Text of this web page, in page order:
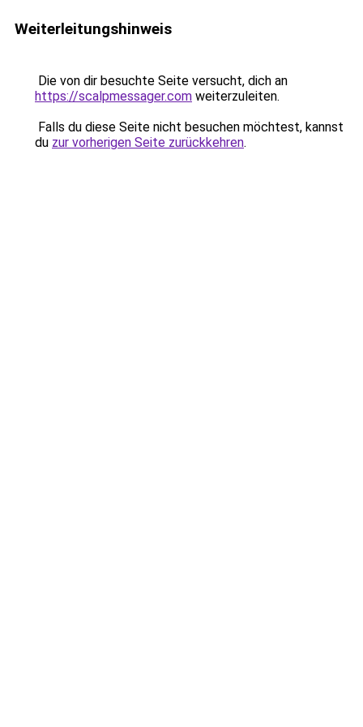
Weiterleitungshinweis
Die von dir besuchte Seite versucht, dich an
https://scalpmessager.com weiterzuleiten.
Falls du diese Seite nicht besuchen möchtest, kannst
du zur vorherigen Seite zurückkehren.